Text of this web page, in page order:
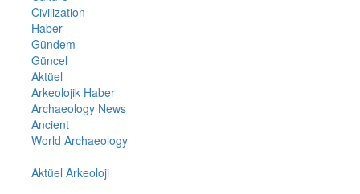
Civilization
Haber
Gündem
Güncel
Aktüel
Arkeolojik Haber
Archaeology News
Ancient
World Archaeology
Aktüel Arkeoloji